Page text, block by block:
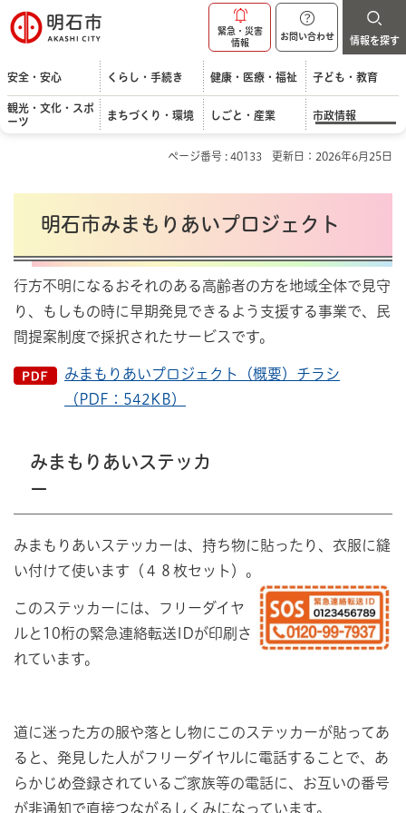
明石市
緊急・災害
情報
お問い合わせ 情報を探す
安全・安心 くらし・手続き 健康・医療・福祉 子ども・教育
観光・文化・スポ
ーツ
まちづくり・環境 しごと・産業 市政情報
ページ番号 : 40133 更新日：2026年6月25日
明石市みまもりあいプロジェクト
行方不明になるおそれのある高齢者の方を地域全体で見守
り、もしもの時に早期発見できるよう支援する事業で、民
間提案制度で採択されたサービスです。
みまもりあいプロジェクト（概要）チラシ
（PDF：542KB）
みまもりあいステッカ
ー
みまもりあいステッカーは、持ち物に貼ったり、衣服に縫
い付けて使います（４８枚セット）。
このステッカーには、フリーダイヤ
ルと10桁の緊急連絡転送IDが印刷さ
れています。
道に迷った方の服や落とし物にこのステッカーが貼ってあ
ると、発見した人がフリーダイヤルに電話することで、あ
らかじめ登録されているご家族等の電話に、お互いの番号
が非通知で直接つながるしくみになっています。